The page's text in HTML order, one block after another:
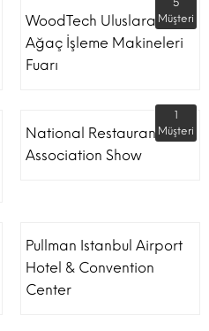
WoodTech Uluslararası
Ağaç İşleme Makineleri
Fuarı
5
Müşteri
National Restaurant
Association Show
1
Müşteri
Pullman Istanbul Airport
Hotel & Convention
Center